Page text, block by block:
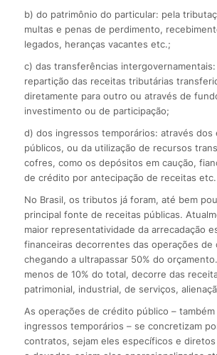
b) do patrimônio do particular: pela
multas e penas de perdimento,
legados, heranças vacantes etc.;
c) das transferências
repartição das receitas tributárias
diretamente para outro ou através de
investimento ou de participação;
d) dos ingressos temporários: através dos
públicos, ou da utilização de recursos
cofres, como os depósitos em caução,
de crédito por antecipação de receitas etc.
No Brasil, os tributos já foram, até bem
principal fonte de receitas públicas.
maior representatividade da arrecadação
financeiras decorrentes das operações de
chegando a ultrapassar 50% do
menos de 10% do total, decorre das
patrimonial, industrial, de serviços,
As operações de crédito público –
ingressos temporários – se concretizam
contratos, sejam eles específicos e